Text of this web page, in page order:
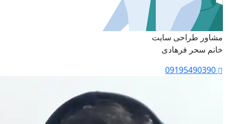
مشاور طراحی سایت
خانم سحر فرهادی